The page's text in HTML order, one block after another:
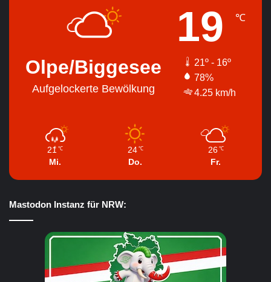
Olpe/Biggesee
Aufgelockerte Bewölkung
19 ℃
21º - 16º
78%
4.25 km/h
21 ℃
Mi.
24 ℃
Do.
26 ℃
Fr.
Mastodon Instanz für NRW: